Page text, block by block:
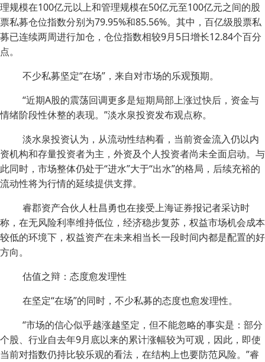
理规模在100亿元以上和管理规模在50亿元至100亿元之间的股
票私募仓位指数分别为79.95%和85.56%。其中，百亿级股票私
募已连续两周进行加仓，仓位指数相较9月5日增长12.84个百分
点。
不少私募坚定“在场”，来自对市场的乐观预期。
“近期A股的震荡回调更多是短期局部上涨过快后，资金与
情绪阶段性休整的表现。”淡水泉投资发布观点称。
淡水泉投资认为，从流动性结构看，当前资金流入仍以内
资机构和存量投资者为主，外资及个人投资者尚未全面启动。与
此同时，市场整体仍处于“进水”大于“出水”的格局，后续充裕的
流动性将为行情的延续提供支撑。
睿郡资产合伙人杜昌勇也在接受上海证券报记者采访时
称，在无风险利率维持低位，经济稳步复苏，权益市场机会成本
较低的环境下，权益资产在未来相当长一段时间内都是配置的好
方向。
估值之辩：态度愈发理性
在坚定“在场”的同时，不少私募的态度也愈发理性。
“市场的信心似乎越涨越坚定，但不能忽略的事实是：部分
个股、行业自去年9月底以来的累计涨幅较为可观，因此，即使
当前对指数仍持比较乐观的看法，在结构上也要防范风险。”睿